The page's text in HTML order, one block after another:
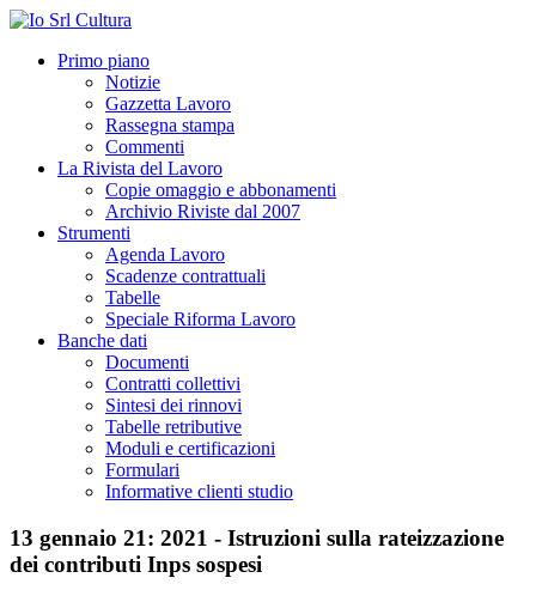
Primo piano
Notizie
Gazzetta Lavoro
Rassegna stampa
Commenti
La Rivista del Lavoro
Copie omaggio e abbonamenti
Archivio Riviste dal 2007
Strumenti
Agenda Lavoro
Scadenze contrattuali
Tabelle
Speciale Riforma Lavoro
Banche dati
Documenti
Contratti collettivi
Sintesi dei rinnovi
Tabelle retributive
Moduli e certificazioni
Formulari
Informative clienti studio
13 gennaio 21: 2021 - Istruzioni sulla rateizzazione
dei contributi Inps sospesi